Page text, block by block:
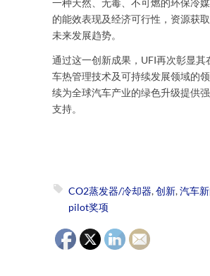
一种天然、无毒、不可燃的环保冷
的能效表现及经济可行性，资源获
未来发展趋势。
通过这一创新成果，UFI再次彰显其
车热管理技术及可持续发展领域的
续为全球汽车产业的绿色升级提供
支持。
CO2蒸发器/冷却器,创新,汽车
pilot奖项